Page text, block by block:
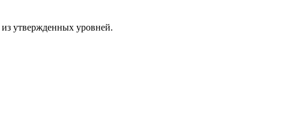
утвержденных уровней.